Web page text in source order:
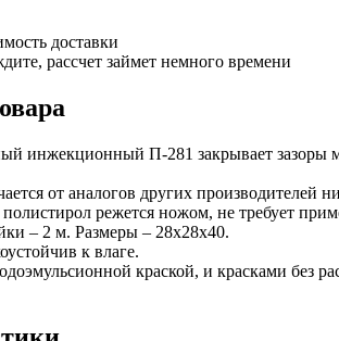
доставки
рассчет займет немного времени
инжекционный П-281 закрывает зазоры
от аналогов других производителей
режется ножом, не требует
– 2 м. Размеры – 28х28х40.
к влаге.
краской, и красками без